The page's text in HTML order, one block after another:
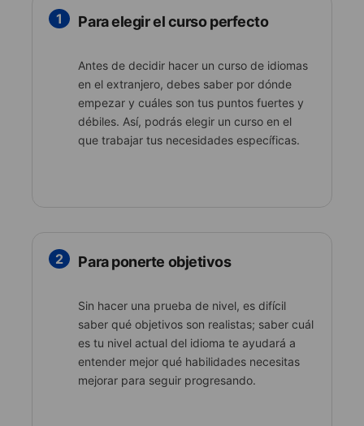
1 Para elegir el curso perfecto
Antes de decidir hacer un curso de idiomas
en el extranjero, debes saber por dónde
empezar y cuáles son tus puntos fuertes y
débiles. Así, podrás elegir un curso en el
que trabajar tus necesidades específicas.
2 Para ponerte objetivos
Sin hacer una prueba de nivel, es difícil
saber qué objetivos son realistas; saber cuál
es tu nivel actual del idioma te ayudará a
entender mejor qué habilidades necesitas
mejorar para seguir progresando.